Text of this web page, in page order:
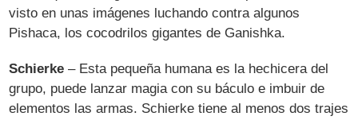
visto en unas imágenes luchando contra algunos
Pishaca, los cocodrilos gigantes de Ganishka.
Schierke – Esta pequeña humana es la hechicera del
grupo, puede lanzar magia con su báculo e imbuir de
elementos las armas. Schierke tiene al menos dos trajes